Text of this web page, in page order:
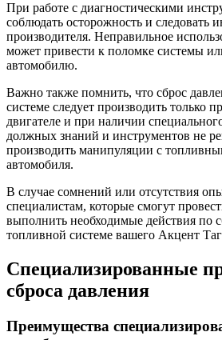
При работе с диагностическими
соблюдать осторожность и следовать
производителя. Неправильное
может привести к поломке системы
автомобилю.
Важно также помнить, что сброс
системе следует производить только
двигателе и при наличии
должных знаний и инструментов не
производить манипуляции с
автомобиля.
В случае сомнений или отсутствия
специалистам, которые смогут
выполнить необходимые действия по
топливной системе вашего Акцент
Специализированные
сброса давления
Преимущества